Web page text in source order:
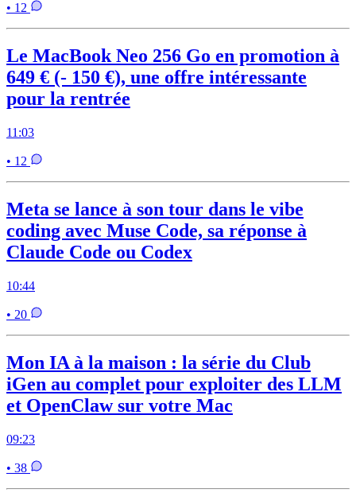
• 12
Le MacBook Neo 256 Go en promotion à
649 € (- 150 €), une offre intéressante
pour la rentrée
11:03
• 12
Meta se lance à son tour dans le vibe
coding avec Muse Code, sa réponse à
Claude Code ou Codex
10:44
• 20
Mon IA à la maison : la série du Club
iGen au complet pour exploiter des LLM
et OpenClaw sur votre Mac
09:23
• 38